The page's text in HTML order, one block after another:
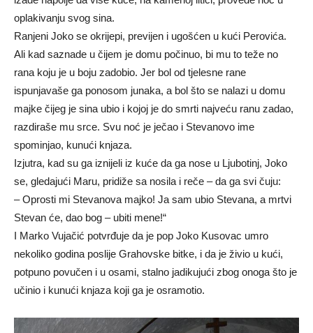
oplakivanju svog sina.
Ranjeni Joko se okrijepi, previjen i ugošćen u kući Perovića.
Ali kad saznade u čijem je domu počinuo, bi mu to teže no
rana koju je u boju zadobio. Jer bol od tjelesne rane
ispunjavaše ga ponosom junaka, a bol što se nalazi u domu
majke čijeg je sina ubio i kojoj je do smrti najveću ranu zadao,
razdiraše mu srce. Svu noć je ječao i Stevanovo ime
spominjao, kunući knjaza.
Izjutra, kad su ga iznijeli iz kuće da ga nose u Ljubotinj, Joko
se, gledajući Maru, pridiže sa nosila i reče – da ga svi čuju:
– Oprosti mi Stevanova majko! Ja sam ubio Stevana, a mrtvi
Stevan će, dao bog – ubiti mene!“
I Marko Vujačić potvrđuje da je pop Joko Kusovac umro
nekoliko godina poslije Grahovske bitke, i da je živio u kući,
potpuno povučen i u osami, stalno jadikujući zbog onoga što je
učinio i kunući knjaza koji ga je osramotio.